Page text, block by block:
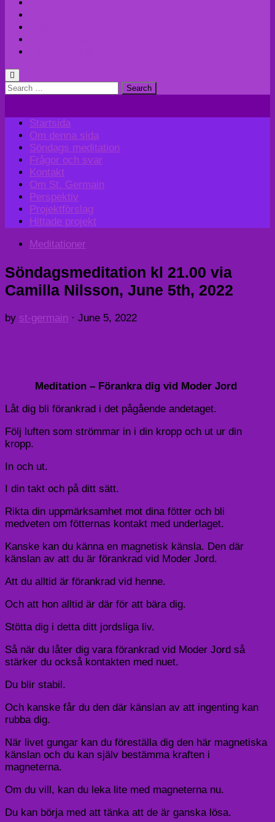
Search
Startsida
Om denna sida
Söndags meditation
Frågor och svar
Kontakt
Om St. Germain
Perspektiv
Projektförslag
Hittade projekt
Meditationer
Söndagsmeditation kl 21.00 via
Camilla Nilsson, June 5th, 2022
by st-germain · June 5, 2022
Meditation – Förankra dig vid Moder Jord
Låt dig bli förankrad i det pågående andetaget.
Följ luften som strömmar in i din kropp och ut ur din
kropp.
In och ut.
I din takt och på ditt sätt.
Rikta din uppmärksamhet mot dina fötter och bli
medveten om fötternas kontakt med underlaget.
Kanske kan du känna en magnetisk känsla. Den där
känslan av att du är förankrad vid Moder Jord.
Att du alltid är förankrad vid henne.
Och att hon alltid är där för att bära dig.
Stötta dig i detta ditt jordsliga liv.
Så när du låter dig vara förankrad vid Moder Jord så
stärker du också kontakten med nuet.
Du blir stabil.
Och kanske får du den där känslan av att ingenting kan
rubba dig.
När livet gungar kan du föreställa dig den här magnetiska
känslan och du kan själv bestämma kraften i
magneterna.
Om du vill, kan du leka lite med magneterna nu.
Du kan börja med att tänka att de är ganska lösa.